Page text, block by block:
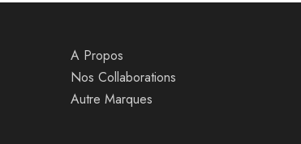
A Propos
Nos Collaborations
Autre Marques